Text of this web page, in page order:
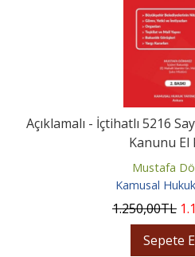
Açıklamalı - İçtihatlı 5216
Kanunu El
Mustafa
Kamusal Hukuk
1.250,00TL
Sepete